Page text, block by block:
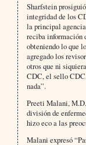
Sharfstein
integridad de los
la principal
reciba información
obteniendo lo que
agregado los
otros que ni
CDC, el sello
nada”.
Preeti Malani,
división de
hizo eco a las
Malani expresó